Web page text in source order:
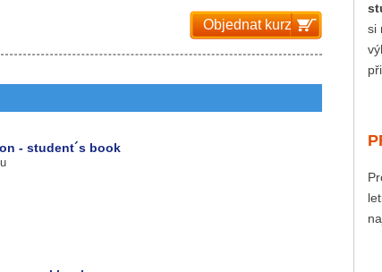
Objednat kurz
- student´s book
si